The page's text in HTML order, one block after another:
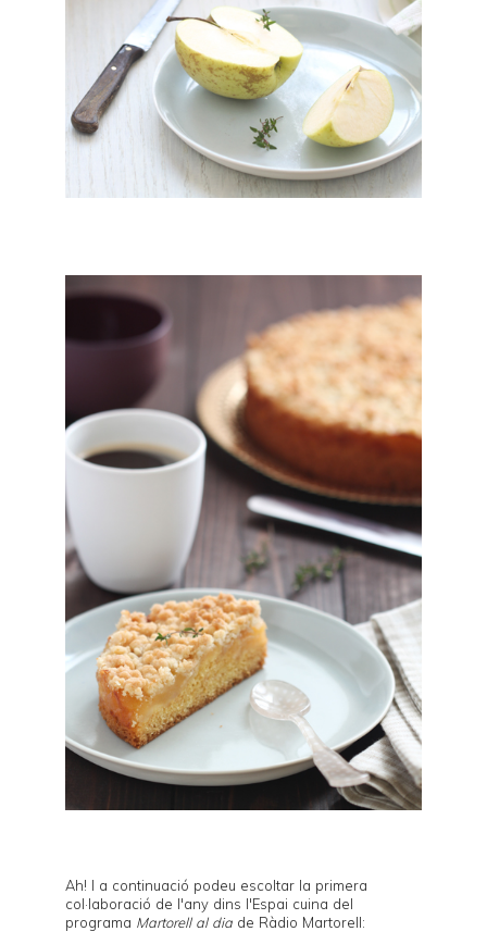
Ah! I a continuació podeu escoltar la primera
col·laboració de l'any dins l'Espai cuina del
programa Martorell al dia de Ràdio Martorell: